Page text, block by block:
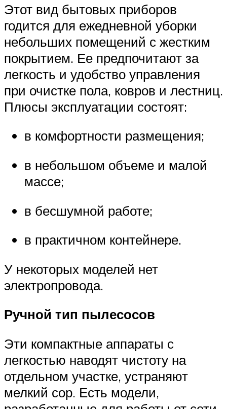
Этот вид бытовых приборов
годится для ежедневной уборки
небольших помещений с жестким
покрытием. Ее предпочитают за
легкость и удобство управления
при очистке пола, ковров и лестниц.
Плюсы эксплуатации состоят:
в комфортности размещения;
в небольшом объеме и малой
массе;
в бесшумной работе;
в практичном контейнере.
У некоторых моделей нет
электропровода.
Ручной тип пылесосов
Эти компактные аппараты с
легкостью наводят чистоту на
отдельном участке, устраняют
мелкий сор. Есть модели,